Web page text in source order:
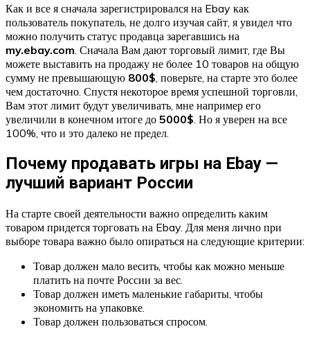
Как и все я сначала зарегистрировался на Ebay как
пользователь покупатель, не долго изучая сайт, я увидел что
можно получить статус продавца зарегавшись на
my.ebay.com . Сначала Вам дают торговый лимит, где Вы
можете выставить на продажу не более 10 товаров на общую
сумму не превышающую 800$ , поверьте, на старте это более
чем достаточно. Спустя некоторое время успешной торговли,
Вам этот лимит будут увеличивать, мне например его
увеличили в конечном итоге до 5000$ . Но я уверен на все
100%, что и это далеко не предел.
Почему продавать игры на Ebay —
лучший вариант России
На старте своей деятельности важно определить каким
товаром придется торговать на Ebay. Для меня лично при
выборе товара важно было опираться на следующие критерии:
Товар должен мало весить, чтобы как можно меньше
платить на почте России за вес.
Товар должен иметь маленькие габариты, чтобы
экономить на упаковке.
Товар должен пользоваться спросом.